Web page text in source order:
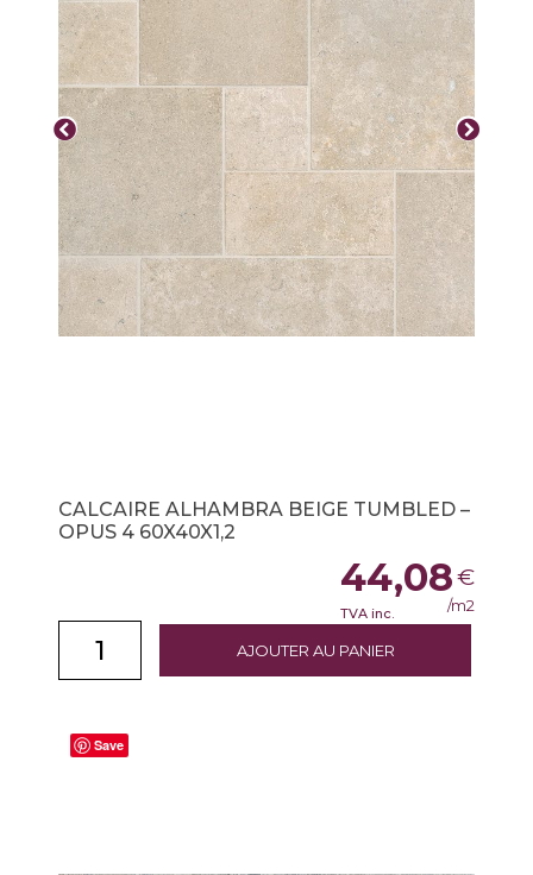
CALCAIRE ALHAMBRA BEIGE TUMBLED –
OPUS 4 60X40X1,2
AJOUTER AU PANIER
44,08€
TVA inc. /m2
Save